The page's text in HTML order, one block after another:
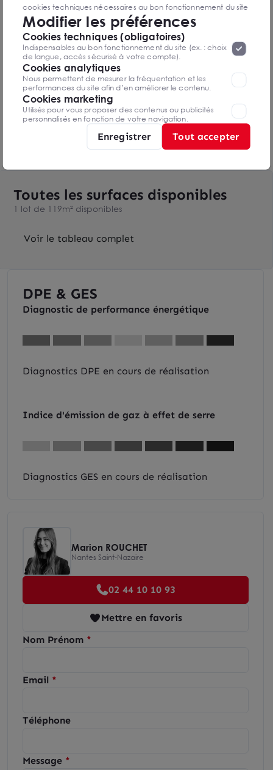
Bus Gare de Vertou Sud Ligne 122
Bus Chalonges Ligne 102
Bus Chalonges Ligne 152
Bus Chalonges Ligne C9
Bus Cat Vertonne Ligne 142
Toutes les surfaces disponibles
1 lot de 119m² disponibles
Voir le tableau complet
DPE & GES
Diagnostic de performance énergétique
Diagnostics DPE en cours de réalisation
Indice d'émission de gaz à effet de serre
Diagnostics GES en cours de réalisation
Marion ROUCHET
Nantes Saint-Nazaire
02 44 10 10 93
Mettre en favoris
Nom Prénom
Email
Téléphone
Message
cookies techniques nécessaires au bon fonctionnement du site
seront déposés. Pour plus d’informations, vous pouvez consulter
la page«Protection des données à caractère
personnel ».Lorsque vous naviguez sur notre site internet, il
peut être amenée à déposer des cookies. Vous avez la
possibilité de désactiver les cookies, ces réglages ne seront
valables que sur le navigateur que vous utilisez actuellement
Modifier les préférences
Cookies techniques (obligatoires)
Indispensables au bon fonctionnement du site (ex. : choix
de langue, accès sécurisé à votre compte).
Cookies analytiques
Nous permettent de mesurer la fréquentation et les
performances du site afin d’en améliorer le contenu.
Cookies marketing
Utilisés pour vous proposer des contenus ou publicités
personnalisés en fonction de votre navigation.
Enregistrer Tout accepter